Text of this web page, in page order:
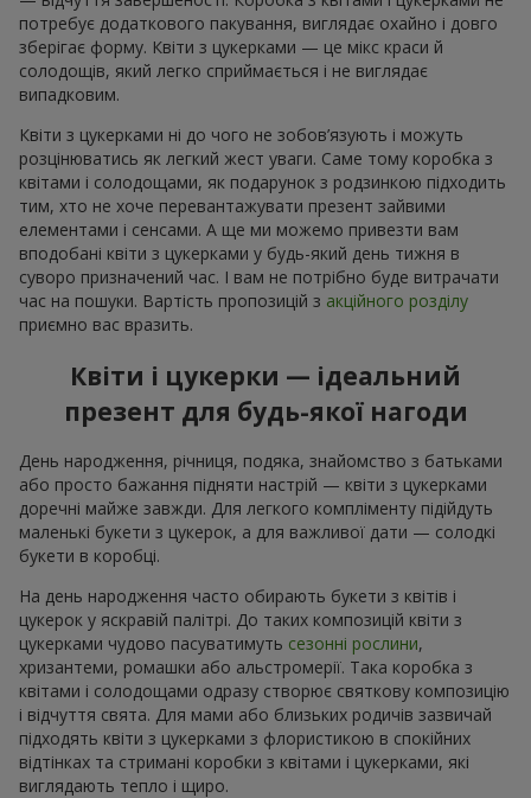
потребує додаткового пакування, виглядає охайно і довго
зберігає форму. Квіти з цукерками — це мікс краси й
солодощів, який легко сприймається і не виглядає
випадковим.
Квіти з цукерками ні до чого не зобов’язують і можуть
розцінюватись як легкий жест уваги. Саме тому коробка з
квітами і солодощами, як подарунок з родзинкою підходить
тим, хто не хоче перевантажувати презент зайвими
елементами і сенсами. А ще ми можемо привезти вам
вподобані квіти з цукерками у будь-який день тижня в
суворо призначений час. І вам не потрібно буде витрачати
час на пошуки. Вартість пропозицій з акційного розділу
приємно вас вразить.
Квіти і цукерки — ідеальний
презент для будь-якої нагоди
День народження, річниця, подяка, знайомство з батьками
або просто бажання підняти настрій — квіти з цукерками
доречні майже завжди. Для легкого компліменту підійдуть
маленькі букети з цукерок, а для важливої дати — солодкі
букети в коробці.
На день народження часто обирають букети з квітів і
цукерок у яскравій палітрі. До таких композицій квіти з
цукерками чудово пасуватимуть сезонні рослини,
хризантеми, ромашки або альстромерії. Така коробка з
квітами і солодощами одразу створює святкову композицію
і відчуття свята. Для мами або близьких родичів зазвичай
підходять квіти з цукерками з флористикою в спокійних
відтінках та стримані коробки з квітами і цукерками, які
виглядають тепло і щиро.